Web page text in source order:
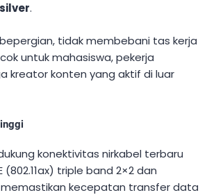
.
tidak membebani tas kerja
untuk mahasiswa, pekerja
kreator konten yang aktif di luar
konektivitas nirkabel terbaru
(802.11ax) triple band 2×2 dan
memastikan kecepatan transfer data